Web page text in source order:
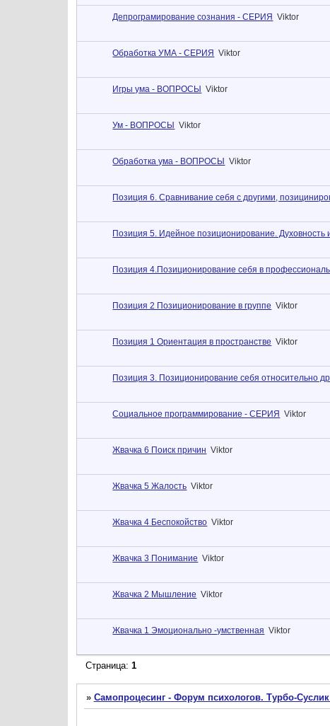
Депрограмирование сознания - СЕРИЯ Viktor
Обработка УМА - СЕРИЯ Viktor
Игры ума - ВОПРОСЫ Viktor
Ум - ВОПРОСЫ Viktor
Обработка ума - ВОПРОСЫ Viktor
Позиция 6. Сравнивание себя с другими,
Позиция 5. Идейное позиционирование. Духовность и
Позиция 4.Позиционирование себя в
Позиция 2 Позиционирование в группе Viktor
Позиция 1 Ориентация в пространстве Viktor
Позиция 3. Позиционирование себя относительно
Социальное программирование - СЕРИЯ Viktor
Жвачка 6 Поиск причин Viktor
Жвачка 5 Жалость Viktor
Жвачка 4 Беспокойство Viktor
Жвачка 3 Понимание Viktor
Жвачка 2 Мышление Viktor
Жвачка 1 Эмоционально -умственная Viktor
Страница: 1
» Самопроцесинг - Форум психологов. Турбо-